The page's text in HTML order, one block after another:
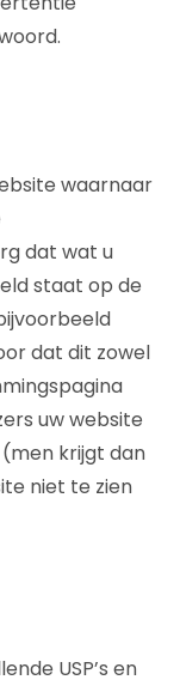
waarnaar
dat wat u
staat op de
dat dit zowel
uw website
krijgt dan
niet te zien
USP’s en